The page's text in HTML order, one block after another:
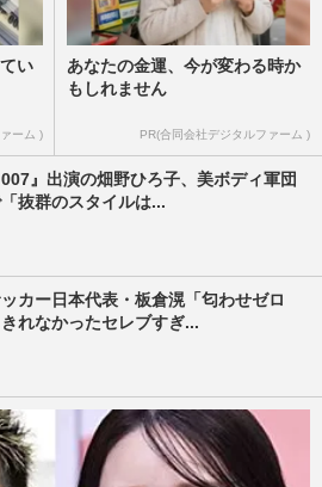
い
ーム )
あなたの金運、今が変わる時か
もしれません
PR(合同会社デジタルファーム )
007』出演の畑野ひろ子、美ボディ軍団
抜群のスタイルは...
カー日本代表・板倉滉「匂わせゼロ
れなかったセレブすぎ...